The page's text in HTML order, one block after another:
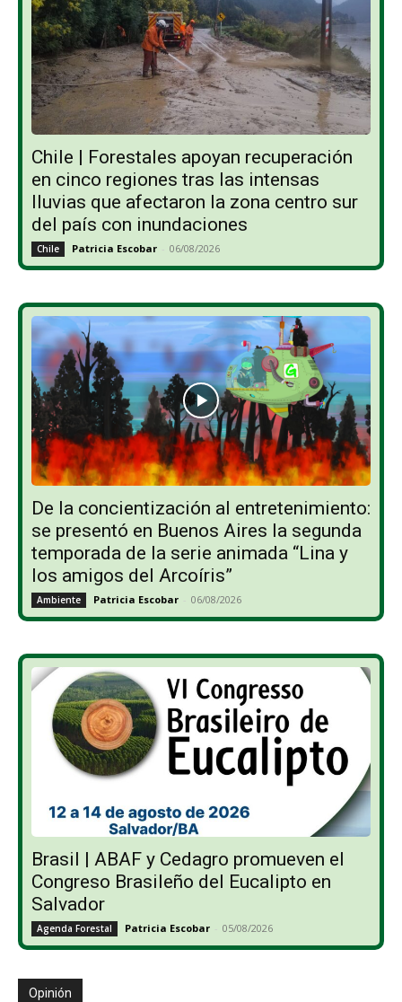
Chile | Forestales apoyan recuperación
en cinco regiones tras las intensas
lluvias que afectaron la zona centro sur
del país con inundaciones
Chile Patricia Escobar - 06/08/2026
De la concientización al entretenimiento:
se presentó en Buenos Aires la segunda
temporada de la serie animada “Lina y
los amigos del Arcoíris”
Ambiente Patricia Escobar - 06/08/2026
Brasil | ABAF y Cedagro promueven el
Congreso Brasileño del Eucalipto en
Salvador
Agenda Forestal Patricia Escobar - 05/08/2026
Opinión